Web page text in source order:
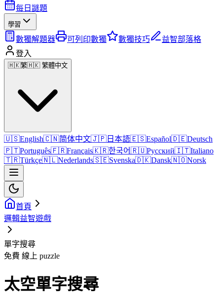
每日謎題
學習
數獨解題器 可列印數獨 數獨技巧
益智部落格
登入
🇭🇰繁🇭🇰 繁體中文
🇺🇸English🇨🇳简体中文🇯🇵 日本語🇪🇸Español🇩🇪Deutsch
🇵🇹Português🇫🇷Français🇰🇷한국어🇷🇺Русский🇮🇹Italiano
🇹🇷Türkçe🇳🇱Nederlands🇸🇪Svenska🇩🇰Dansk🇳🇴Norsk
首頁
邏輯益智遊戲
單字搜尋
免費 線上 puzzle
太空單字搜尋